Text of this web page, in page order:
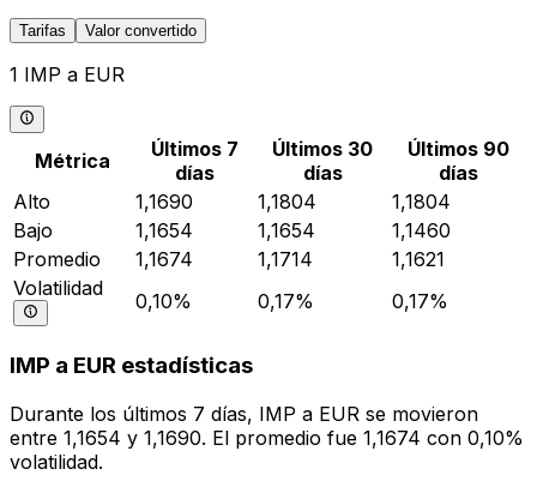
Tarifas Valor convertido
1 IMP a EUR
Métrica
Últimos 7
días
Últimos 30
días
Últimos 90
días
Alto
1,1690 1,1804
1,1804
Bajo
1,1654 1,1654
1,1460
Promedio
1,1674 1,1714
1,1621
Volatilidad
0,10% 0,17% 0,17%
IMP a EUR estadísticas
Durante los últimos 7 días, IMP a EUR se movieron
entre 1,1654 y 1,1690. El promedio fue 1,1674 con 0,10%
volatilidad.